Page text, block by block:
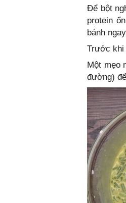
Để bột
protein
bánh
Trước khi
Một mẹo
đường)